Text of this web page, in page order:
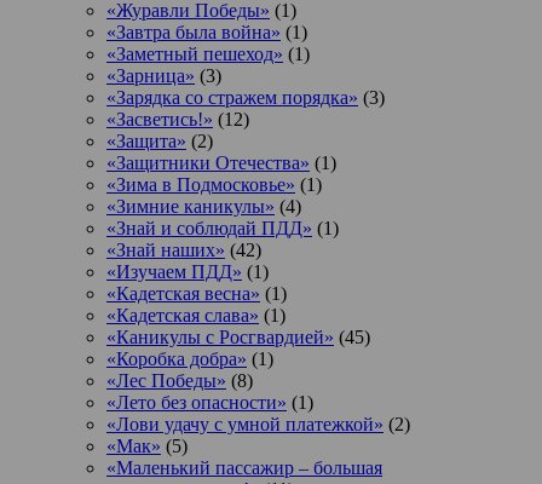
«Журавли Победы» (1)
«Завтра была война» (1)
«Заметный пешеход» (1)
«Зарница» (3)
«Зарядка со стражем порядка» (3)
«Засветись!» (12)
«Защита» (2)
«Защитники Отечества» (1)
«Зима в Подмосковье» (1)
«Зимние каникулы» (4)
«Знай и соблюдай ПДД» (1)
«Знай наших» (42)
«Изучаем ПДД» (1)
«Кадетская весна» (1)
«Кадетская слава» (1)
«Каникулы с Росгвардией» (45)
«Коробка добра» (1)
«Лес Победы» (8)
«Лето без опасности» (1)
«Лови удачу с умной платежкой» (2)
«Мак» (5)
«Маленький пассажир – большая